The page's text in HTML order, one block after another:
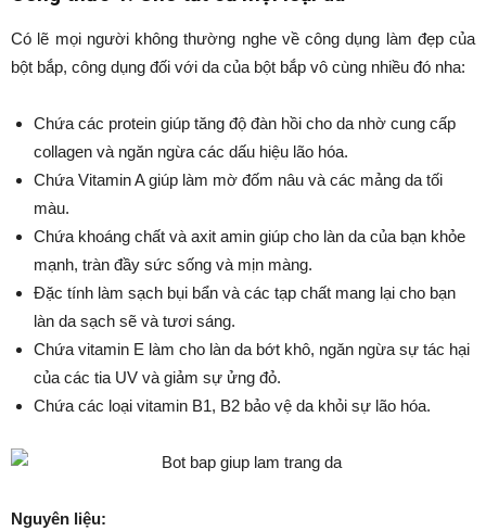
Có lẽ mọi người không thường nghe về công dụng làm đẹp của
bột bắp, công dụng đối với da của bột bắp vô cùng nhiều đó nha:
Chứa các protein giúp tăng độ đàn hồi cho da nhờ cung cấp
collagen và ngăn ngừa các dấu hiệu lão hóa.
Chứa Vitamin A giúp làm mờ đốm nâu và các mảng da tối
màu.
Chứa khoáng chất và axit amin giúp cho làn da của bạn khỏe
mạnh, tràn đầy sức sống và mịn màng.
Đặc tính làm sạch bụi bẩn và các tạp chất mang lại cho bạn
làn da sạch sẽ và tươi sáng.
Chứa vitamin E làm cho làn da bớt khô, ngăn ngừa sự tác hại
của các tia UV và giảm sự ửng đỏ.
Chứa các loại vitamin B1, B2 bảo vệ da khỏi sự lão hóa.
Nguyên liệu: